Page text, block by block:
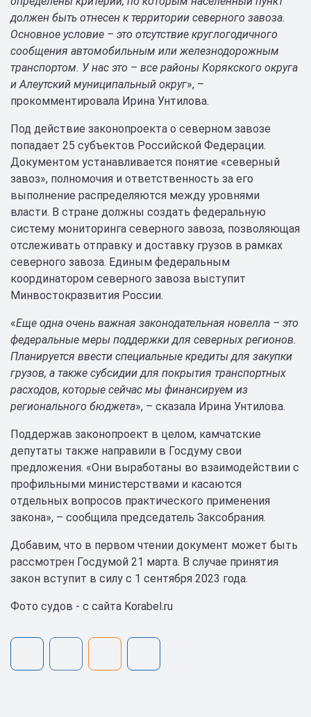
должен быть отнесен к территории северного завоза.
Основное условие – это отсутствие круглогодичного
сообщения автомобильным или железнодорожным
транспортом. У нас это – все районы Корякского округа
и Алеутский муниципальный округ», –
прокомментировала Ирина Унтилова.
Под действие законопроекта о северном завозе
попадает 25 субъектов Российской Федерации.
Документом устанавливается понятие «северный
завоз», полномочия и ответственность за его
выполнение распределяются между уровнями
власти. В стране должны создать федеральную
систему мониторинга северного завоза, позволяющая
отслеживать отправку и доставку грузов в рамках
северного завоза. Единым федеральным
координатором северного завоза выступит
Минвостокразвития России.
«Еще одна очень важная законодательная новелла – это
федеральные меры поддержки для северных регионов.
Планируется ввести специальные кредиты для закупки
грузов, а также субсидии для покрытия транспортных
расходов, которые сейчас мы финансируем из
регионального бюджета», – сказала Ирина Унтилова.
Поддержав законопроект в целом, камчатские
депутаты также направили в Госдуму свои
предложения. «Они выработаны во взаимодействии с
профильными министерствами и касаются
отдельных вопросов практического применения
закона», – сообщила председатель Заксобрания.
Добавим, что в первом чтении документ может быть
рассмотрен Госдумой 21 марта. В случае принятия
закон вступит в силу с 1 сентября 2023 года.
Фото судов - с сайта Korabel.ru